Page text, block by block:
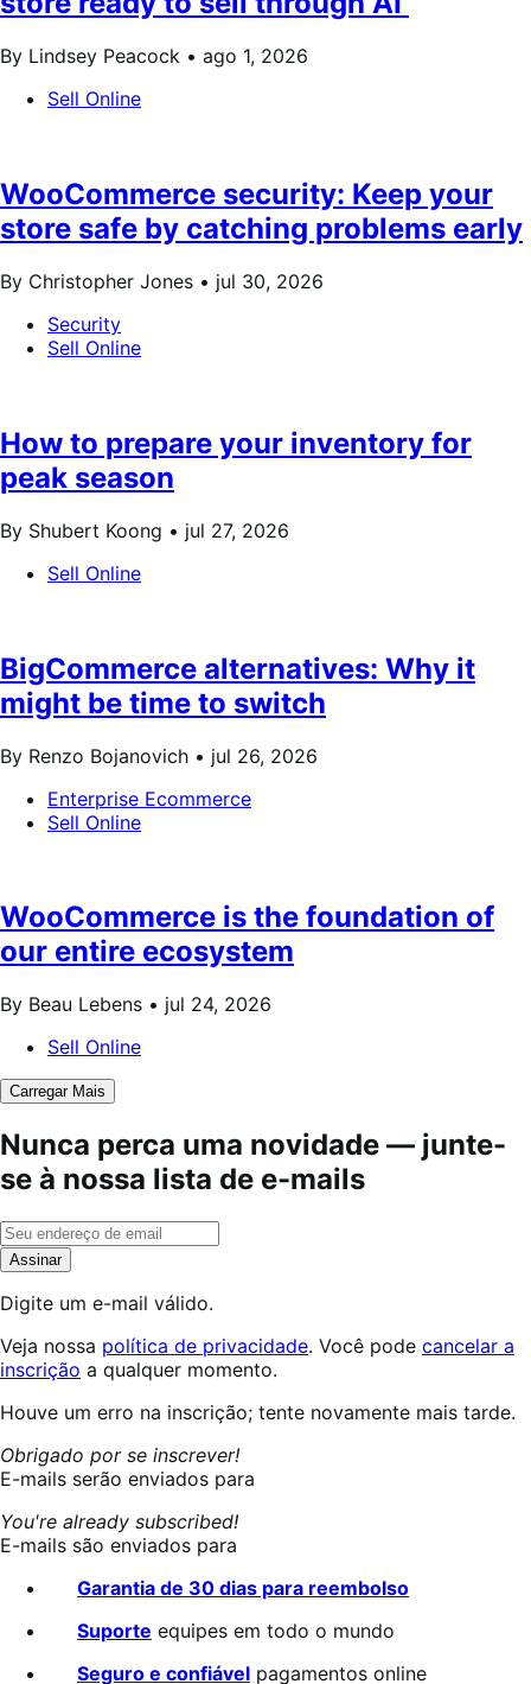
By Lindsey Peacock • ago 1, 2026
Sell Online
WooCommerce security: Keep your
store safe by catching problems early
By Christopher Jones • jul 30, 2026
Security
Sell Online
How to prepare your inventory for
peak season
By Shubert Koong • jul 27, 2026
Sell Online
BigCommerce alternatives: Why it
might be time to switch
By Renzo Bojanovich • jul 26, 2026
Enterprise Ecommerce
Sell Online
WooCommerce is the foundation of
our entire ecosystem
By Beau Lebens • jul 24, 2026
Sell Online
Carregar Mais
Nunca perca uma novidade — junte-
se à nossa lista de e-mails
Assinar
Digite um e-mail válido.
Veja nossa política de privacidade. Você pode cancelar a
inscrição a qualquer momento.
Inscrevendo...
Houve um erro na inscrição; tente novamente mais tarde.
Obrigado por se inscrever!
E-mails serão enviados para
You're already subscribed!
E-mails são enviados para
Garantia de 30 dias para reembolso
Suporte equipes em todo o mundo
Seguro e confiável pagamentos online